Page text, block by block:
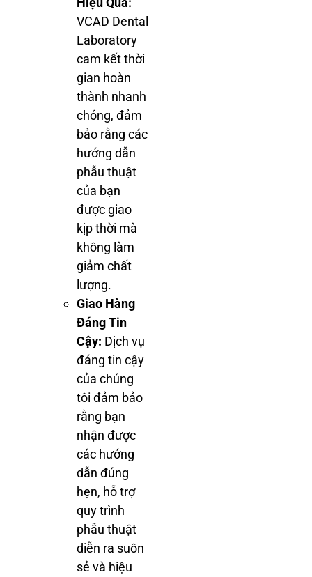
VCAD Dental
Laboratory
cam kết thời
gian hoàn
thành nhanh
chóng, đảm
bảo rằng các
hướng dẫn
phẫu thuật
của bạn
được giao
kịp thời mà
không làm
giảm chất
lượng.
Giao Hàng
Đáng Tin
Cậy: Dịch vụ
đáng tin cậy
của chúng
tôi đảm bảo
rằng bạn
nhận được
các hướng
dẫn đúng
hẹn, hỗ trợ
quy trình
phẫu thuật
diễn ra suôn
sẻ và hiệu